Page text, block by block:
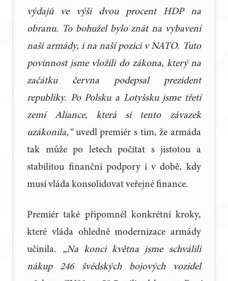
výdajů ve výši dvou procent HDP na
obranu. To bohužel bylo znát na vybavení
naší armády, i na naší pozici v NATO. Tuto
povinnost jsme vložili do zákona, který na
začátku června podepsal prezident
republiky. Po Polsku a Lotyšsku jsme třetí
zemí Aliance, která si tento závazek
uzákonila,“uvedl premiér s tím, že armáda
tak může po letech počítat s jistotou a
stabilitou finanční podpory i v době, kdy
musí vláda konsolidovat veřejné finance.
Premiér také připomněl konkrétní kroky,
které vláda ohledně modernizace armády
učinila. „Na konci května jsme schválili
nákup 246 švédských bojových vozidel